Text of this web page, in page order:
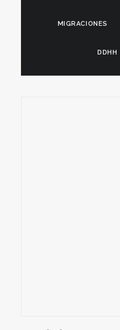
MIGRACIONES
DDHH